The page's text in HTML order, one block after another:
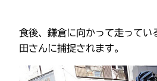
食後、鎌倉に向かって走って
田さんに捕捉されます。